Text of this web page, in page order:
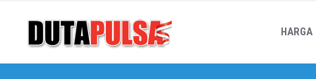
HARGA